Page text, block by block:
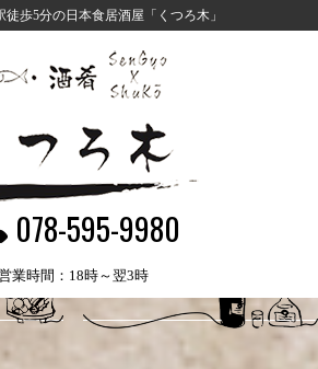
徒歩5分の日本食居酒屋「くつろ木」
078-595-9980
業時間：18時～翌3時